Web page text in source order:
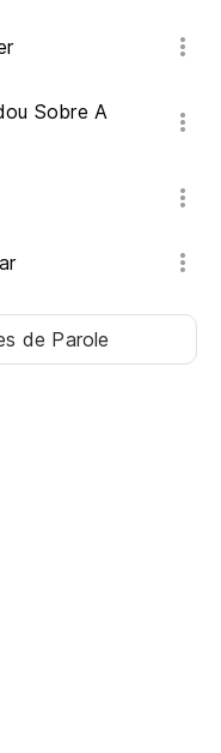
Sobre A
de Parole